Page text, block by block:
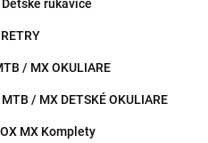
Detské rukavice
/ MX OKULIARE
MTB / MX DETSKÉ OKULIARE
MX Komplety